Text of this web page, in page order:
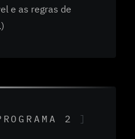
e as regras de
2